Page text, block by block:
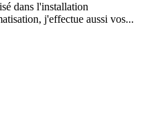
dans l'installation
j'effectue aussi vos...